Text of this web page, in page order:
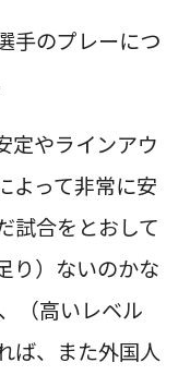
のプレーにつ
定やラインアウ
よって非常に安
試合をとおして
り）ないのかな
（高いレベル
ば、また外国人